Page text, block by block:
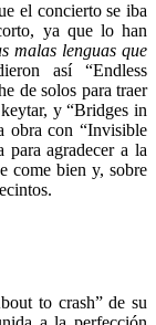
el concierto se iba
ya que lo han
malas lenguas que
así “Endless
de solos para traer
y “Bridges in
obra con “Invisible
agradecer a la
come bien y, sobre
to crash” de su